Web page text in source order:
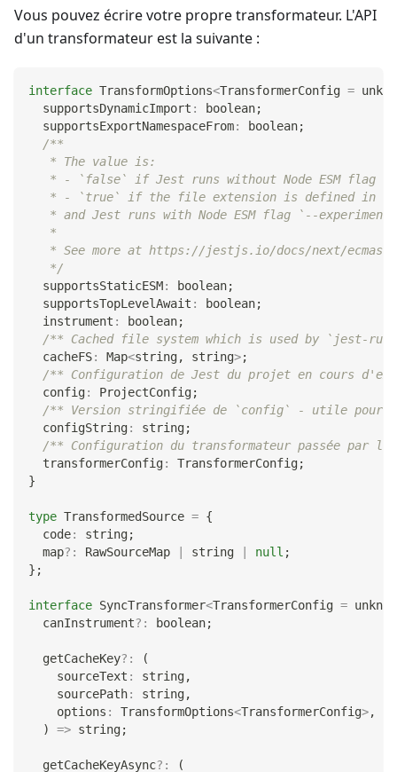
Vous pouvez écrire votre propre transformateur. L'API
d'un transformateur est la suivante :
interface TransformOptions<TransformerConfig =
  supportsDynamicImport
: boolean;
  supportsExportNamespaceFrom
: boolean;
/**
   * The value is:
* - `false` if Jest runs without Node ESM flag
* - `true` if the file extension is defined in
* and Jest runs with Node ESM flag `--
   *
* See more at https://jestjs.io/docs/next/
   */
  supportsStaticESM
: boolean;
  supportsTopLevelAwait
: boolean;
  instrument
: boolean;
/** Cached file system which is used by `jest-
  cacheFS
: Map<string, string>;
/** Configuration de Jest du projet en cours
  config
: ProjectConfig;
/** Version stringifiée de `config` - utile pour
  configString
: string;
/** Configuration du transformateur passée
  transformerConfig
: TransformerConfig;
}
type TransformedSource = {
  code
: string;
  map
? : RawSourceMap string null ;
} ;
interface SyncTransformer<TransformerConfig =
  canInstrument
? : boolean;
  getCacheKey
? :
(
    sourceText
: string,
    sourcePath
: string,
    options
: TransformOptions<TransformerConfig>,
)
=> string;
  getCacheKeyAsync
? : (